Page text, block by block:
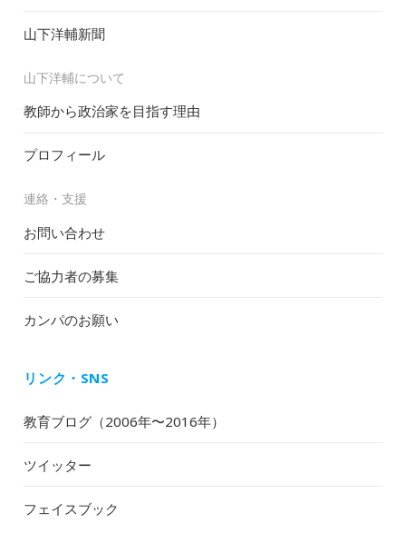
山下洋輔新聞
山下洋輔について
教師から政治家を目指す理由
プロフィール
連絡・支援
お問い合わせ
ご協力者の募集
カンパのお願い
リンク・SNS
教育ブログ（2006年〜2016年）
ツイッター
フェイスブック